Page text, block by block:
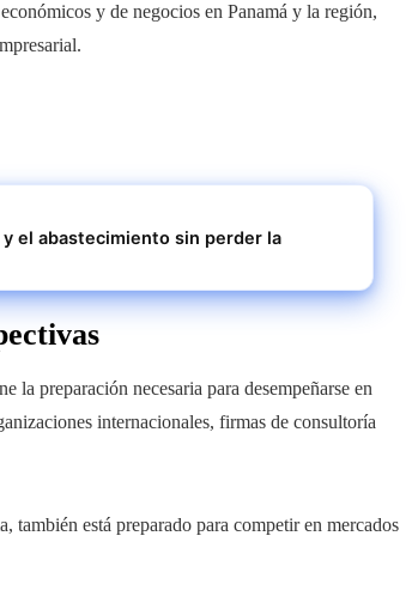
y de negocios en Panamá y la región,
el abastecimiento sin perder la
preparación necesaria para desempeñarse en
internacionales, firmas de consultoría
está preparado para competir en mercados